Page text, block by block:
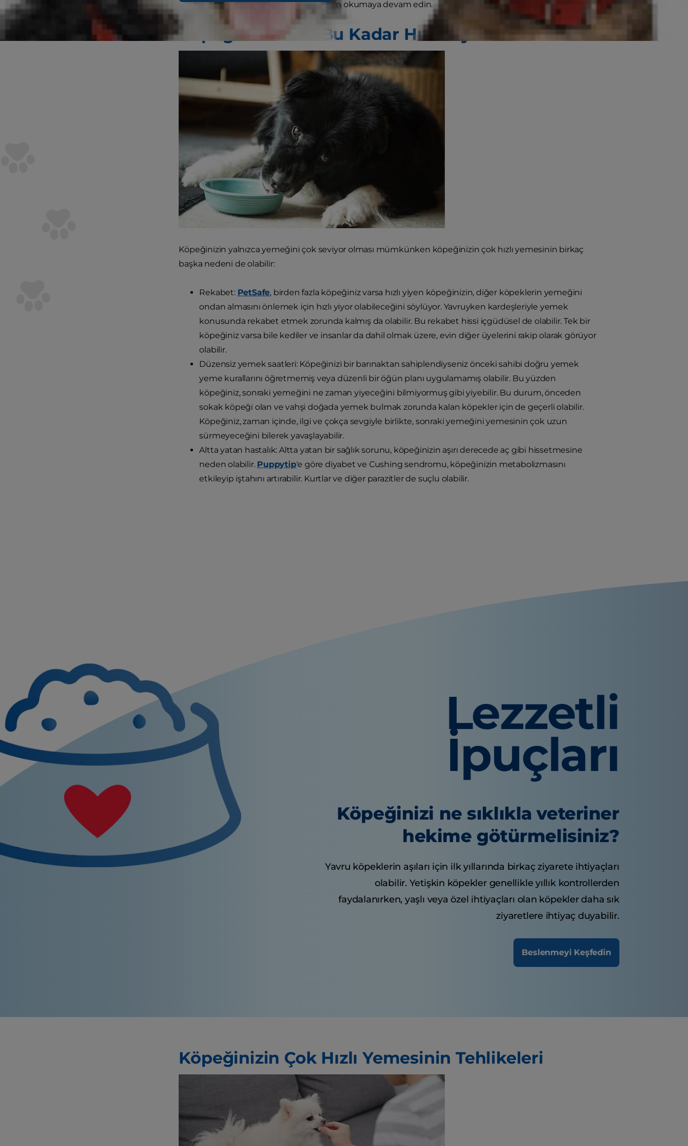
için neler yapabileceğinizi öğrenmek için okumaya devam edin.
Köpeğim Neden Bu Kadar Hızlı Yiyor?
Köpeğinizin yalnızca yemeğini çok seviyor olması mümkünken köpeğinizin çok hızlı yemesinin birkaç
başka nedeni de olabilir:
Rekabet: PetSafe, birden fazla köpeğiniz varsa hızlı yiyen köpeğinizin, diğer köpeklerin yemeğini
ondan almasını önlemek için hızlı yiyor olabileceğini söylüyor. Yavruyken kardeşleriyle yemek
konusunda rekabet etmek zorunda kalmış da olabilir. Bu rekabet hissi içgüdüsel de olabilir. Tek bir
köpeğiniz varsa bile kediler ve insanlar da dahil olmak üzere, evin diğer üyelerini rakip olarak görüyor
olabilir.
Düzensiz yemek saatleri: Köpeğinizi bir barınaktan sahiplendiyseniz önceki sahibi doğru yemek
yeme kurallarını öğretmemiş veya düzenli bir öğün planı uygulamamış olabilir. Bu yüzden
köpeğiniz, sonraki yemeğini ne zaman yiyeceğini bilmiyormuş gibi yiyebilir. Bu durum, önceden
sokak köpeği olan ve vahşi doğada yemek bulmak zorunda kalan köpekler için de geçerli olabilir.
Köpeğiniz, zaman içinde, ilgi ve çokça sevgiyle birlikte, sonraki yemeğini yemesinin çok uzun
sürmeyeceğini bilerek yavaşlayabilir.
Altta yatan hastalık: Altta yatan bir sağlık sorunu, köpeğinizin aşırı derecede aç gibi hissetmesine
neden olabilir. Puppytip'e göre diyabet ve Cushing sendromu, köpeğinizin metabolizmasını
etkileyip iştahını artırabilir. Kurtlar ve diğer parazitler de suçlu olabilir.
Lezzetli
İpuçları
Köpeğinizi ne sıklıkla veteriner
hekime götürmelisiniz?
Yavru köpeklerin aşıları için ilk yıllarında birkaç ziyarete ihtiyaçları
olabilir. Yetişkin köpekler genellikle yıllık kontrollerden
faydalanırken, yaşlı veya özel ihtiyaçları olan köpekler daha sık
ziyaretlere ihtiyaç duyabilir.
Beslenmeyi Keşfedin
Köpeğinizin Çok Hızlı Yemesinin Tehlikeleri